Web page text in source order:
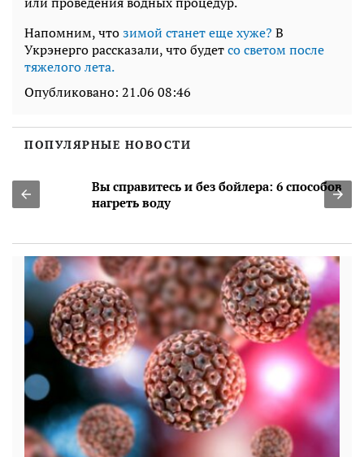
Напомним, чтозимой станет еще хуже? В
Укрэнерго рассказали, что будетсо светом после
тяжелого лета.
Опубликовано: 21.06 08:46
ПОПУЛЯРНЫЕ НОВОСТИ
Вы справитесь и без бойлера: 6 способов
нагреть воду